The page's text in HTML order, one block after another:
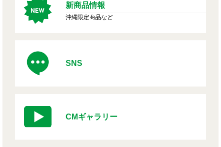
新商品情報
沖縄限定商品など
SNS
CMギャラリー